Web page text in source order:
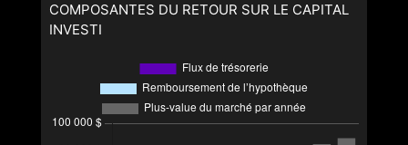
COMPOSANTES DU RETOUR SUR LE CAPITAL
INVESTI